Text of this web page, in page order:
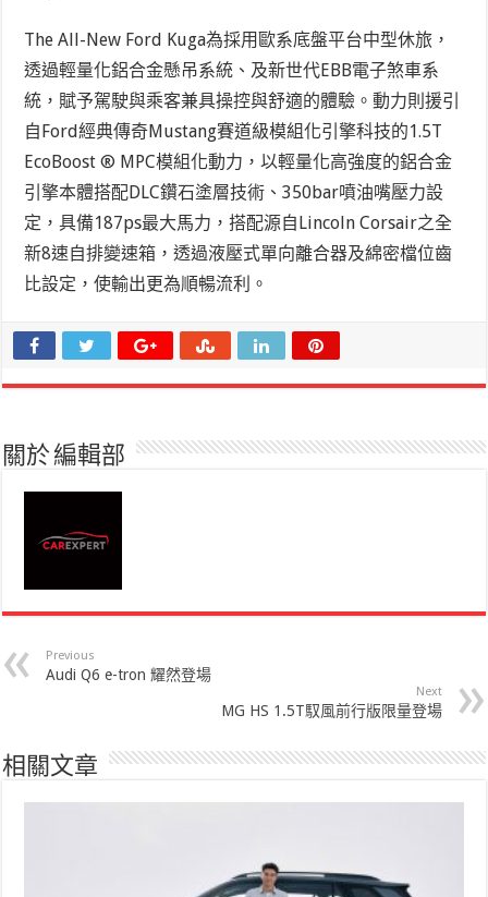
The All-New Ford Kuga為採用歐系底盤平台中型休旅，
透過輕量化鋁合金懸吊系統、及新世代EBB電子煞車系
統，賦予駕駛與乘客兼具操控與舒適的體驗。動力則援引
自Ford經典傳奇Mustang賽道級模組化引擎科技的1.5T
EcoBoost ® MPC模組化動力，以輕量化高強度的鋁合金
引擎本體搭配DLC鑽石塗層技術、350bar噴油嘴壓力設
定，具備187ps最大馬力，搭配源自Lincoln Corsair之全
新8速自排變速箱，透過液壓式單向離合器及綿密檔位齒
比設定，使輸出更為順暢流利。
關於 編輯部
Previous
Audi Q6 e-tron 耀然登場
Next
MG HS 1.5T馭風前行版限量登場
相關文章